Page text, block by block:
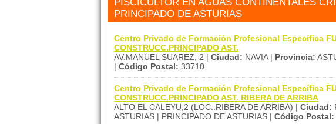
PRINCIPADO DE ASTURIAS
Centro Privado de Formación Profesional Específica
CONSTRUCC.PRINCIPADO AST.
AV.MANUEL SUAREZ, 2 | Ciudad: NAVIA | Provincia:
| Código Postal: 33710
Centro Privado de Formación Profesional Específica
CONSTRUCC.PRINCIPADO AST. RIBERA DE ARRIBA
ALTO EL CALEYU,2 (LOC.:RIBERA DE ARRIBA) | Ciudad:
ASTURIAS | PRINCIPADO DE ASTURIAS | Código Postal: